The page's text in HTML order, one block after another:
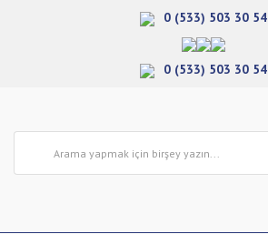
0 (533) 503 30 54
0 (533) 503 30 54